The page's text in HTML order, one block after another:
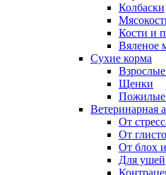
Колбаски
Кости и
Вяленое
Сухие корма
Щенки
Пожилые
Ветеринарная
От
От
От блох
Для ушей